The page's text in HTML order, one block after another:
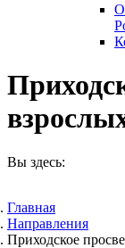
Вы здесь:
Главная
Направления
Приходское